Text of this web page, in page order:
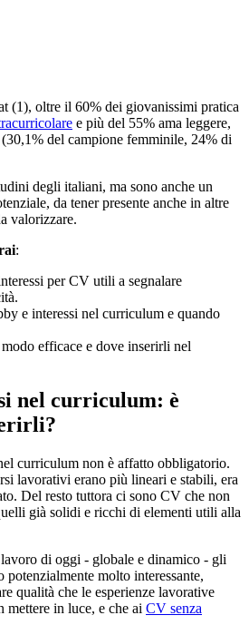
(1), oltre il 60% dei giovanissimi pratica
e più del 55% ama leggere,
del campione femminile, 24% di
degli italiani, ma sono anche un
da tener presente anche in altre
valorizzare.
:
per CV utili a segnalare
e interessi nel curriculum e quando
efficace e dove inserirli nel
nel curriculum: è
curriculum non è affatto obbligatorio.
lavorativi erano più lineari e stabili, era
Del resto tuttora ci sono CV che non
già solidi e ricchi di elementi utili alla
di oggi - globale e dinamico - gli
molto interessante,
qualità che le esperienze lavorative
in luce, e che ai CV senza